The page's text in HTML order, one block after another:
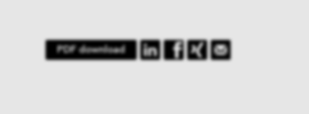
PDF download